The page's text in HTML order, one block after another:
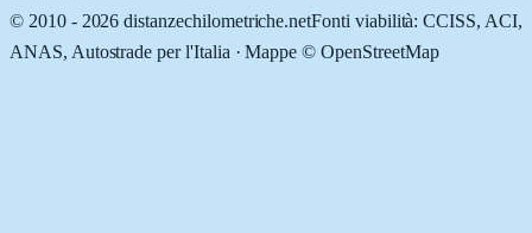
© 2010 - 2026 distanzechilometriche.netFonti viabilità: CCISS, ACI,
ANAS, Autostrade per l'Italia · Mappe © OpenStreetMap